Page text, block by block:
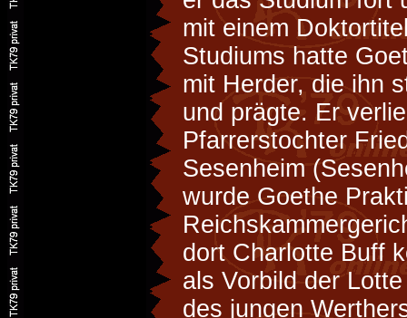
mit einem
Studiums hatte
mit Herder, die ihn
und prägte. Er
Pfarrerstochter
Sesenheim
wurde Goethe
dort Charlotte Buff
als Vorbild der
des jungen